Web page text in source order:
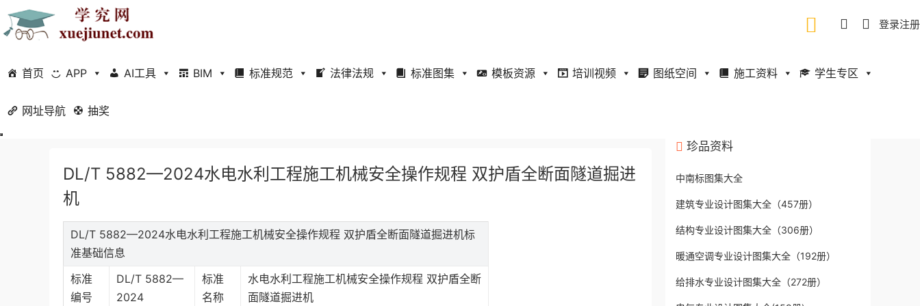
登录注册
首页 APP AI工具 BIM 标准规范 法律法规 标准图集 模板资源 培训视频 图纸空间 施工资料 学生专区
网址导航 抽奖
当前位置：首页
DL/T 5882—2024水电水利工程施工机械安全操作规程 双护盾全断面隧道掘进
机
DL/T 5882—2024水电水利工程施工机械安全操作规程 双护盾全断面隧道掘进机标
准基础信息
标准
编号
DL/T 5882—
2024
标准
名称
水电水利工程施工机械安全操作规程 双护盾全断
面隧道掘进机
珍品资料
中南标图集大全
建筑专业设计图集大全（457册）
结构专业设计图集大全（306册）
暖通空调专业设计图集大全（192册）
给排水专业设计图集大全（272册）